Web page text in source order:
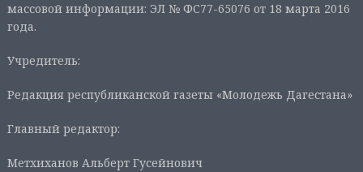
массовой информации: ЭЛ № ФС77-65076 от 18 марта 2016
года.
Учредитель:
Редакция республиканской газеты «Молодежь Дагестана»
Главный редактор:
Метхиханов Альберт Гусейнович